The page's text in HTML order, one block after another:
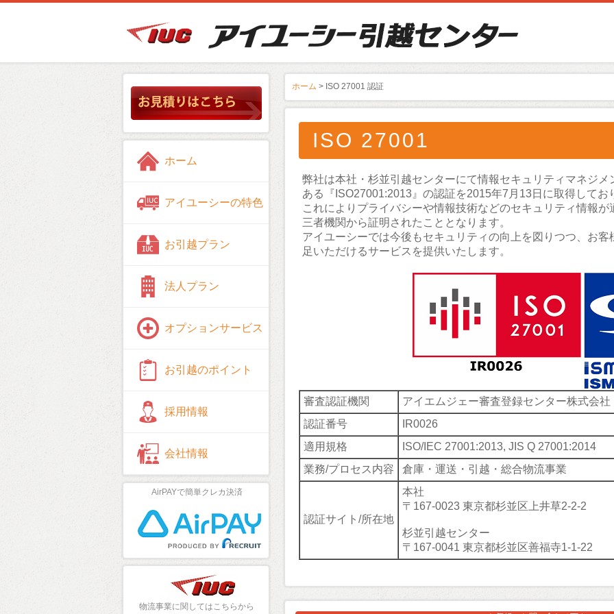
ホーム
アイユーシーの特色
お引越プラン
法人プラン
オプションサービス
お引越のポイント
採用情報
会社情報
AirPAYで簡単クレカ決済
物流事業に関してはこちらから
ホーム > ISO 27001 認証
ISO 27001
弊社は本社・杉並引越センターにて情報セキュリティマネジ
ある『ISO27001:2013』の認証を2015年7月13日に取得してお
これによりプライバシーや情報技術などのセキュリティ情報
三者機関から証明されたこととなります。
アイユーシーでは今後もセキュリティの向上を図りつつ、お
足いただけるサービスを提供いたします。
審査認証機関
アイエムジェー審査登録センター株式会
認証番号
IR0026
適用規格
ISO/IEC 27001:2013, JIS Q 27001:2014
業務/プロセス内容
倉庫・運送・引越・総合物流事業
認証サイト/所在地
本社
〒167-0023 東京都杉並区上井草2-2-2
杉並引越センター
〒167-0041 東京都杉並区善福寺1-1-22